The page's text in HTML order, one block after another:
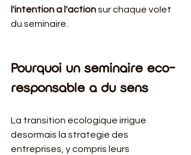
l'intention a l'action sur chaque volet
du seminaire.
Pourquoi un seminaire eco-
responsable a du sens
La transition ecologique irrigue
desormais la strategie des
entreprises, y compris leurs